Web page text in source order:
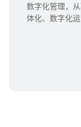
数字化管理，
体化、数字化运